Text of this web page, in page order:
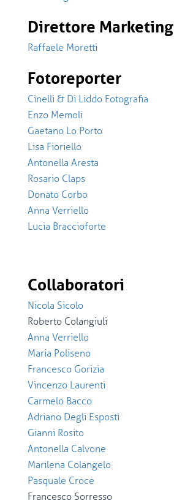
Direttore Marketing
Raffaele Moretti
Fotoreporter
Cinelli & Di Liddo Fotografia
Enzo Memoli
Gaetano Lo Porto
Lisa Fioriello
Antonella Aresta
Rosario Claps
Donato Corbo
Anna Verriello
Lucia Braccioforte
Collaboratori
Nicola Sicolo
Roberto Colangiuli
Anna Verriello
Maria Poliseno
Francesco Gorizia
Vincenzo Laurenti
Carmelo Bacco
Adriano Degli Esposti
Gianni Rosito
Antonella Calvone
Marilena Colangelo
Pasquale Croce
Francesco Sorresso